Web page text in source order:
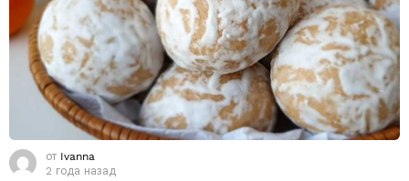
от Ivanna
2 года назад